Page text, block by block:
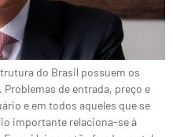
do Brasil possuem os
de entrada, preço e
e em todos aqueles que se
importante relaciona-se à